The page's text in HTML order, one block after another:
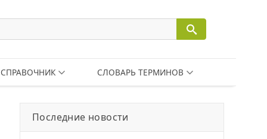
СПРАВОЧНИК СЛОВАРЬ ТЕРМИНОВ
Последние новости